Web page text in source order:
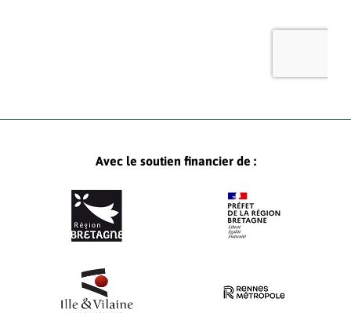
Avec le soutien financier de :